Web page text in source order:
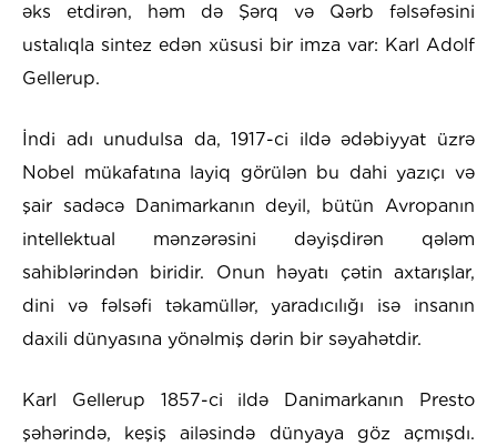
əks etdirən, həm də Şərq və Qərb fəlsəfəsini
ustalıqla sintez edən xüsusi bir imza var: Karl Adolf
Gellerup.
İndi adı unudulsa da, 1917-ci ildə ədəbiyyat üzrə
Nobel mükafatına layiq görülən bu dahi yazıçı və
şair sadəcə Danimarkanın deyil, bütün Avropanın
intellektual mənzərəsini dəyişdirən qələm
sahiblərindən biridir. Onun həyatı çətin axtarışlar,
dini və fəlsəfi təkamüllər, yaradıcılığı isə insanın
daxili dünyasına yönəlmiş dərin bir səyahətdir.
Karl Gellerup 1857-ci ildə Danimarkanın Presto
şəhərində, keşiş ailəsində dünyaya göz açmışdı.